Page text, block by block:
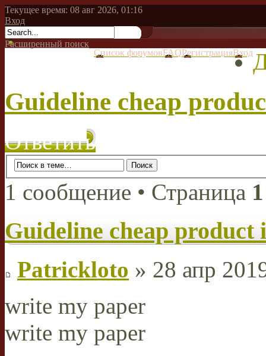
Текущее время: 08 авг 2026, 01:16
Вход
Расширенный поиск
Список форумовFAQРегистрацияВход
Guideline cheap
Ответить
1 сообщение • Страница 1
Guideline cheap product
Patrickloto » 28 апр
write my paper
write my paper